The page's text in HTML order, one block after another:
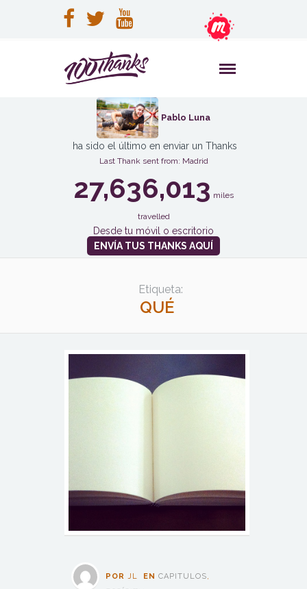
Pablo Luna
ha sido el último en enviar un Thanks
Last Thank sent from: Madrid
27,636,013 miles
travelled
Desde tu móvil o escritorio
ENVÍA TUS THANKS AQUÍ
Etiqueta:
QUÉ
POR JL EN CAPITULOS,